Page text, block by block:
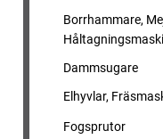
Borrhammare,
Dammsugare
Elhyvlar,
Fogsprutor